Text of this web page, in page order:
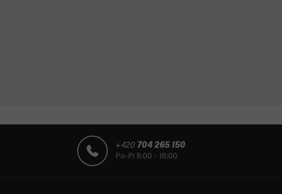
+420 704 265 150
Po-Pi 8:00 - 16:00